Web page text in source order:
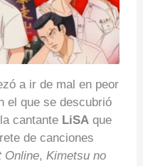
a ir de mal en peor
el que se descubrió
cantante LiSAque
de canciones
Online, Kimetsu no